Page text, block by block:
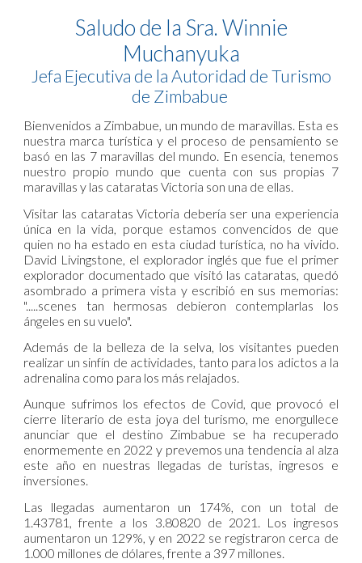
Saludo de la Sra. Winnie
Muchanyuka
Jefa Ejecutiva de la Autoridad de Turismo
de Zimbabue
Bienvenidos a Zimbabue, un mundo de maravillas. Esta es
nuestra marca turística y el proceso de pensamiento se
basó en las 7 maravillas del mundo. En esencia, tenemos
nuestro propio mundo que cuenta con sus propias 7
maravillas y las cataratas Victoria son una de ellas.
Visitar las cataratas Victoria debería ser una experiencia
única en la vida, porque estamos convencidos de que
quien no ha estado en esta ciudad turística, no ha vivido.
David Livingstone, el explorador inglés que fue el primer
explorador documentado que visitó las cataratas, quedó
asombrado a primera vista y escribió en sus memorias:
".....scenes tan hermosas debieron contemplarlas los
ángeles en su vuelo".
Además de la belleza de la selva, los visitantes pueden
realizar un sinfín de actividades, tanto para los adictos a la
adrenalina como para los más relajados.
Aunque sufrimos los efectos de Covid, que provocó el
cierre literario de esta joya del turismo, me enorgullece
anunciar que el destino Zimbabue se ha recuperado
enormemente en 2022 y prevemos una tendencia al alza
este año en nuestras llegadas de turistas, ingresos e
inversiones.
Las llegadas aumentaron un 174%, con un total de
1.43781, frente a los 3.80820 de 2021. Los ingresos
aumentaron un 129%, y en 2022 se registraron cerca de
1.000 millones de dólares, frente a 397 millones.